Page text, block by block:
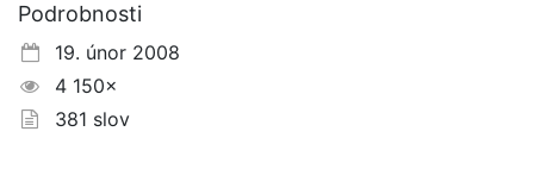
Podrobnosti
19. únor 2008
4 150×
381 slov